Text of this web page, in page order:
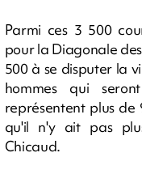
Parmi ces 3 500
pour la Diagonale
500 à se disputer la
hommes qui
représentent plus de
qu'il n'y ait pas
Chicaud.